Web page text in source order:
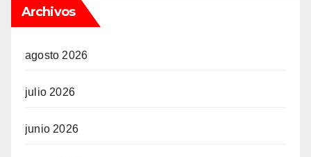
Archivos
agosto 2026
julio 2026
junio 2026